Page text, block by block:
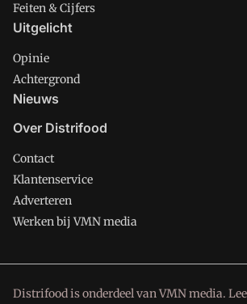
Feiten & Cijfers
Uitgelicht
Opinie
Achtergrond
Nieuws
Over Distrifood
Contact
Klantenservice
Adverteren
Werken bij VMN media
Distrifood is onderdeel van VMN media.